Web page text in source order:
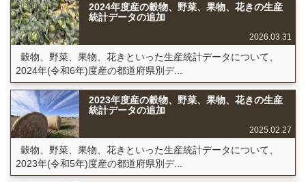
2024年度産の穀物、野菜、果物、花きの生産
統計データの追加
2026.03.31
穀物、野菜、果物、花きといった生産統計データについて、
2024年(令和6年)度産の都道府県別デ...
2023年度産の穀物、野菜、果物、花きの生産
統計データの追加
2025.02.27
穀物、野菜、果物、花きといった生産統計データについて、
2023年(令和5年)度産の都道府県別デ...